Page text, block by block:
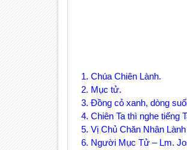
1. Chúa Chiên Lành.
2. Mục tử.
3. Đồng cỏ xanh, dòng
4. Chiên Ta thì nghe tiếng
5. Vị Chủ Chăn Nhân
6. Người Mục Tử – Lm.